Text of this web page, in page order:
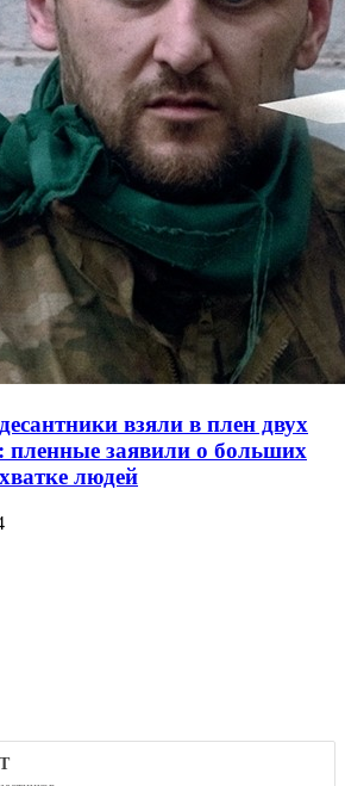
взяли в плен двух
заявили о больших
людей